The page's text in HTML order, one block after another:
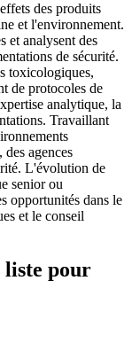
des produits
et l'environnement.
et analysent des
de sécurité.
toxicologiques,
de protocoles de
analytique, la
Travaillant
agences
L'évolution de
senior ou
opportunités dans le
et le conseil
liste pour